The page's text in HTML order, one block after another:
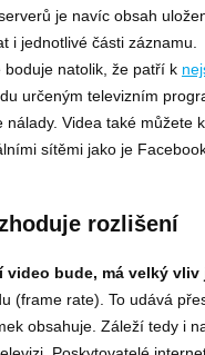
je navíc obsah
i jednotlivé části záznamu.
boduje natolik, že patří k
určeným televizním
nálady. Videa také
sítěmi jako je
rozlišení
video bude, má velký vliv
(frame rate). To udává
obsahuje. Záleží tedy i